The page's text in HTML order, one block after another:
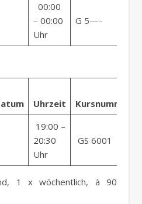
00:00
– 00:00
Uhr
G 5—-
Uhrzeit Kursnummer
19:00 –
20:30
Uhr
GS 6001
1 x wöchentlich, à 90